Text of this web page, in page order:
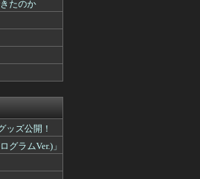
ぐ
ょ...
たのか
ッズ公開！
グラムVer.)」